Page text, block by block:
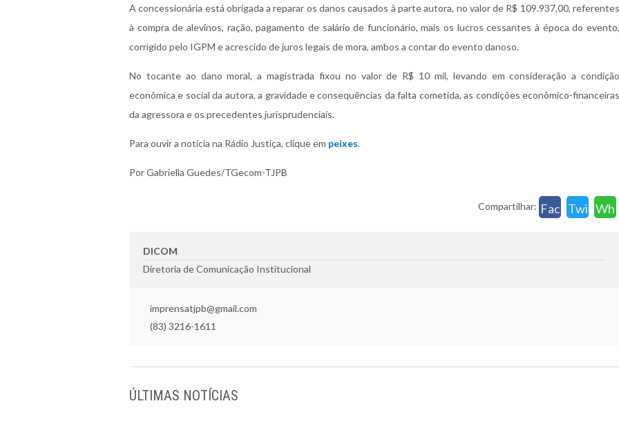
A concessionária está obrigada a reparar os danos causados à parte autora, no valor de R$ 109.937,00, referentes
à compra de alevinos, ração, pagamento de salário de funcionário, mais os lucros cessantes à época do evento,
corrigido pelo IGPM e acrescido de juros legais de mora, ambos a contar do evento danoso.
No tocante ao dano moral, a magistrada fixou no valor de R$ 10 mil, levando em consideração a condição
econômica e social da autora, a gravidade e consequências da falta cometida, as condições econômico-financeiras
da agressora e os precedentes jurisprudenciais.
Para ouvir a notícia na Rádio Justiça, clique em peixes.
Por Gabriella Guedes/TGecom-TJPB
Compartilhar: Fac
ok
Twi Wh
app
DICOM
Diretoria de Comunicação Institucional
imprensatjpb@gmail.com
(83) 3216-1611
ÚLTIMAS NOTÍCIAS